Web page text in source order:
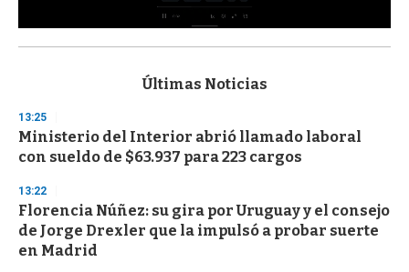
s
d
s
o
f
3
s
e
c
o
Últimas Noticias
13:25
Ministerio del Interior abrió llamado laboral
con sueldo de $63.937 para 223 cargos
13:22
Florencia Núñez: su gira por Uruguay y el consejo
de Jorge Drexler que la impulsó a probar suerte
en Madrid